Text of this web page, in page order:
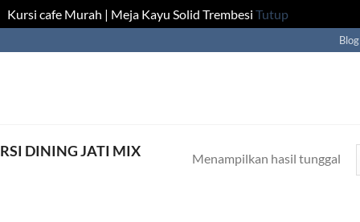
Kursi cafe Murah | Meja Kayu Solid Trembesi Tutup
Blog
DINING JATI MIX
Menampilkan hasil tunggal